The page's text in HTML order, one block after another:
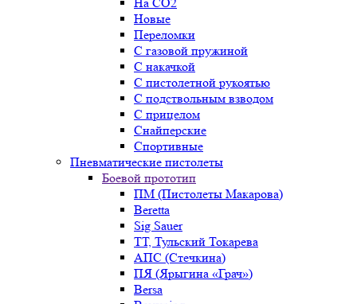
Новые
Переломки
С газовой пружиной
С накачкой
С пистолетной рукоятью
С подствольным взводом
С прицелом
Снайперские
Спортивные
Пневматические пистолеты
Боевой прототип
ПМ (Пистолеты Макарова)
Beretta
Sig Sauer
ТТ, Тульский Токарева
АПС (Стечкина)
ПЯ (Ярыгина «Грач»)
Bersa